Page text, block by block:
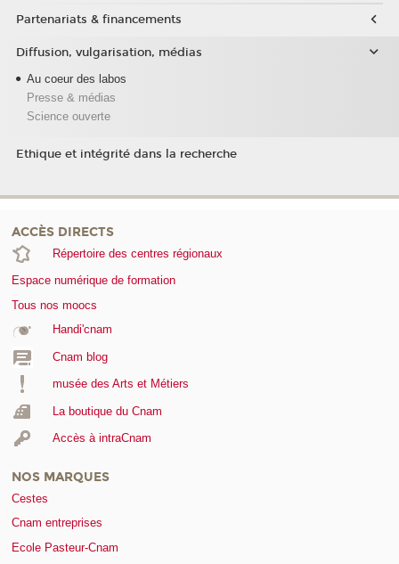
Partenariats & financements
Diffusion, vulgarisation, médias
Au coeur des labos
Presse & médias
Science ouverte
Ethique et intégrité dans la recherche
ACCÈS DIRECTS
Répertoire des centres régionaux
Espace numérique de formation
Tous nos moocs
Handi'cnam
Cnam blog
musée des Arts et Métiers
La boutique du Cnam
Accès à intraCnam
NOS MARQUES
Cestes
Cnam entreprises
Ecole Pasteur-Cnam